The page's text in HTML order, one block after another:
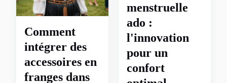
Comment
intégrer des
accessoires en
franges dans
menstruelle
ado :
l'innovation
pour un
confort